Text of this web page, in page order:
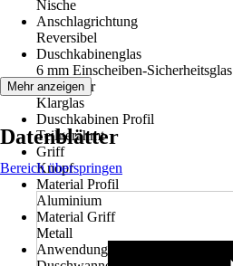
Nische
Anschlagrichtung
Reversibel
Duschkabinenglas
6 mm Einscheiben-Sicherheitsglas
Glasdekor
Klarglas
Duschkabinen Profil
Teilgerahmt
Griff
Knopf
Material Profil
Aluminium
Material Griff
Metall
Anwendungsbereich
Mehr anzeigen
Datenblätter
Bereich überspringen